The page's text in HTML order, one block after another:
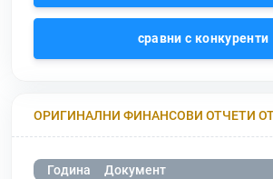
сравни с конкуренти
ОРИГИНАЛНИ ФИНАНСОВИ ОТЧЕТИ
Година
Документ